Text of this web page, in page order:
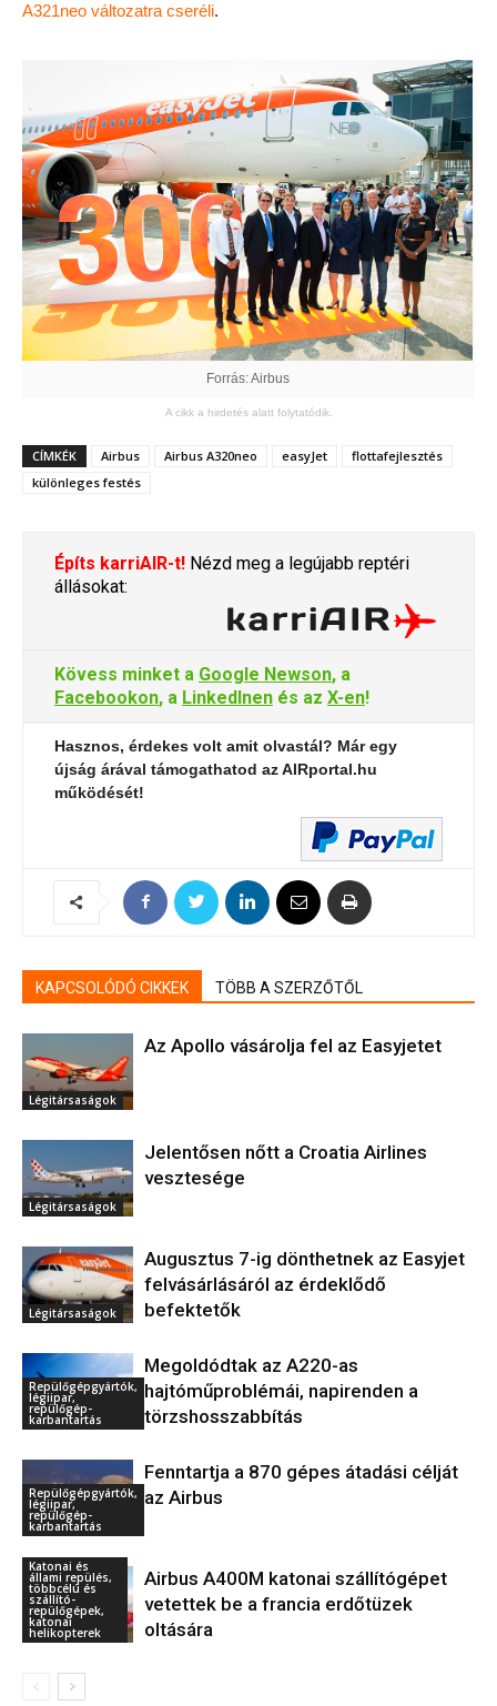
A321neo változatra cseréli.
Forrás: Airbus
A cikk a hirdetés alatt folytatódik.
CÍMKÉK Airbus Airbus A320neo easyJet
flottafejlesztés
különleges festés
Építs karriAIR-t! Nézd meg a legújabb reptéri
állásokat:
Kövess minket a Google Newson, a
Facebookon, a LinkedInen és az X-en!
Hasznos, érdekes volt amit olvastál? Már egy
újság árával támogathatod az AIRportal.hu
működését!
KAPCSOLÓDÓ CIKKEK TÖBB A SZERZŐTŐL
Légitársaságok
Az Apollo vásárolja fel az Easyjetet
Légitársaságok
Jelentősen nőtt a Croatia Airlines
vesztesége
Légitársaságok
Augusztus 7-ig dönthetnek az Easyjet
felvásárlásáról az érdeklődő
befektetők
Repülőgépgyártók,
légiipar,
repülőgép-
karbantartás
Megoldódtak az A220-as
hajtóműproblémái, napirenden a
törzshosszabbítás
Repülőgépgyártók,
légiipar,
repülőgép-
karbantartás
Fenntartja a 870 gépes átadási célját
az Airbus
Katonai és
állami repülés,
többcélú és
szállító-
repülőgépek,
katonai
helikopterek
Airbus A400M katonai szállítógépet
vetettek be a francia erdőtüzek
oltására